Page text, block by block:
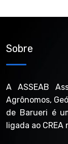
Sobre
A ASSEAB
Agrônomos,
de Barueri é
ligada ao CREA